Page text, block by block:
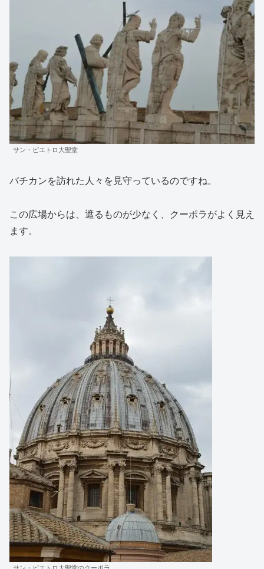
サン・ピエトロ大聖堂
バチカンを訪れた人々を見守っているのですね。
この広場からは、遮るものが少なく、クーポラがよく見え
ます。
サン・ピエトロ大聖堂のクーポラ